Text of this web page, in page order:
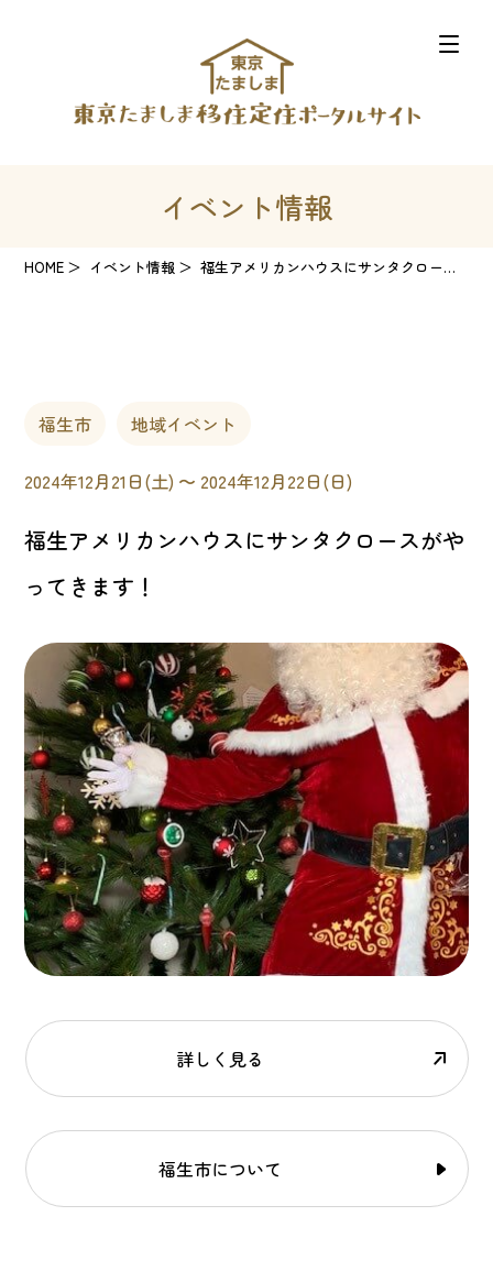
イベント情報
HOME イベント情報 福生アメリカンハウスにサンタクロースがやってきます！
福生市 地域イベント
2024年12月21日(土) 〜 2024年12月22日(日)
福生アメリカンハウスにサンタクロースがや
ってきます！
詳しく見る
福生市について